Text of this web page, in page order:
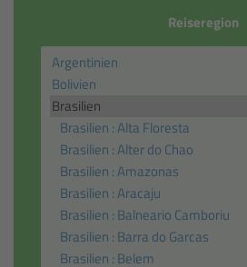
Reiseregion